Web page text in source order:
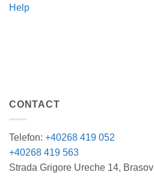
Help
CONTACT
Telefon: +40268 419 052
+40268 419 563
Strada Grigore Ureche 14, Brasov